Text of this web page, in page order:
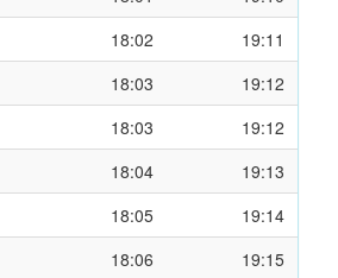
18:02
19:11
18:03
19:12
18:03
19:12
18:04
19:13
18:05
19:14
18:06
19:15